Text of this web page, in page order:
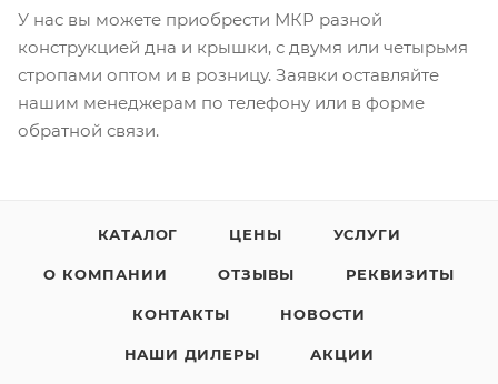
У нас вы можете приобрести МКР разной
конструкцией дна и крышки, с двумя или четырьмя
стропами оптом и в розницу. Заявки оставляйте
нашим менеджерам по телефону или в форме
обратной связи.
КАТАЛОГ ЦЕНЫ УСЛУГИ
О КОМПАНИИ ОТЗЫВЫ РЕКВИЗИТЫ
КОНТАКТЫ НОВОСТИ
НАШИ ДИЛЕРЫ АКЦИИ